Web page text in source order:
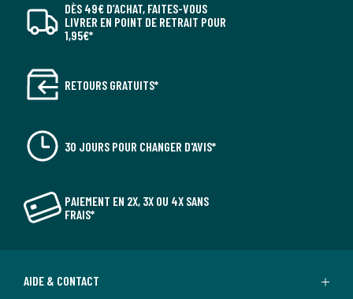
DÈS 49€ D’ACHAT, FAITES-VOUS
LIVRER EN POINT DE RETRAIT POUR
1,95€*
RETOURS GRATUITS*
30 JOURS POUR CHANGER D'AVIS*
PAIEMENT EN 2X, 3X OU 4X SANS
FRAIS*
AIDE & CONTACT